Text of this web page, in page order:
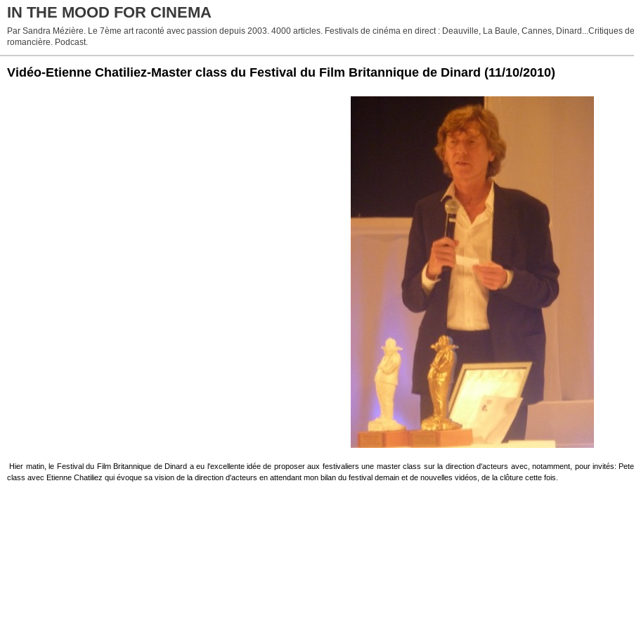
IN THE MOOD FOR CINEMA
Par Sandra Mézière. Le 7ème art raconté avec passion depuis 2003. 4000 articles. Festivals de cinéma en direct : Deauville, La Baule, Cannes, Dinard...Critiques
romancière. Podcast.
Vidéo-Etienne Chatiliez-Master class du Festival du Film Britannique de Dinard (11/10/2010)
Hier matin, le Festival du Film Britannique de Dinard a eu l'excellente idée de proposer aux festivaliers une master class sur la direction d'acteurs avec, notamment, pour invités:
class avec Etienne Chatiliez qui évoque sa vision de la direction d'acteurs en attendant mon bilan du festival demain et de nouvelles vidéos, de la clôture cette fois.